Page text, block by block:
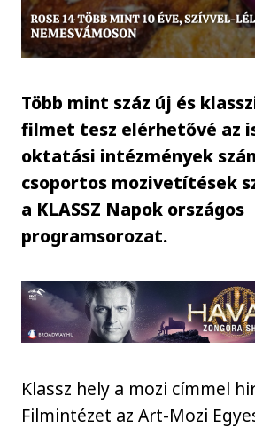
Több mint száz új és
filmet tesz elérhetővé az
oktatási intézmények
csoportos mozivetítések
a KLASSZ Napok országos
programsorozat.
Klassz hely a mozi címmel
Filmintézet az Art-Mozi